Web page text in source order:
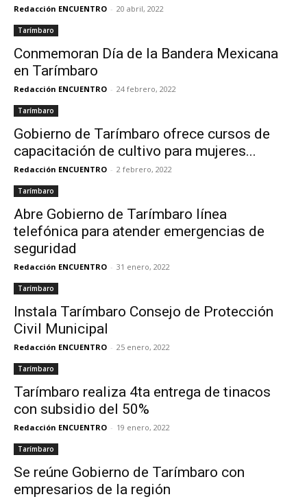
Redacción ENCUENTRO - 20 abril, 2022
Tarímbaro
Conmemoran Día de la Bandera Mexicana
en Tarímbaro
Redacción ENCUENTRO - 24 febrero, 2022
Tarímbaro
Gobierno de Tarímbaro ofrece cursos de
capacitación de cultivo para mujeres...
Redacción ENCUENTRO - 2 febrero, 2022
Tarímbaro
Abre Gobierno de Tarímbaro línea
telefónica para atender emergencias de
seguridad
Redacción ENCUENTRO - 31 enero, 2022
Tarímbaro
Instala Tarímbaro Consejo de Protección
Civil Municipal
Redacción ENCUENTRO - 25 enero, 2022
Tarímbaro
Tarímbaro realiza 4ta entrega de tinacos
con subsidio del 50%
Redacción ENCUENTRO - 19 enero, 2022
Tarímbaro
Se reúne Gobierno de Tarímbaro con
empresarios de la región